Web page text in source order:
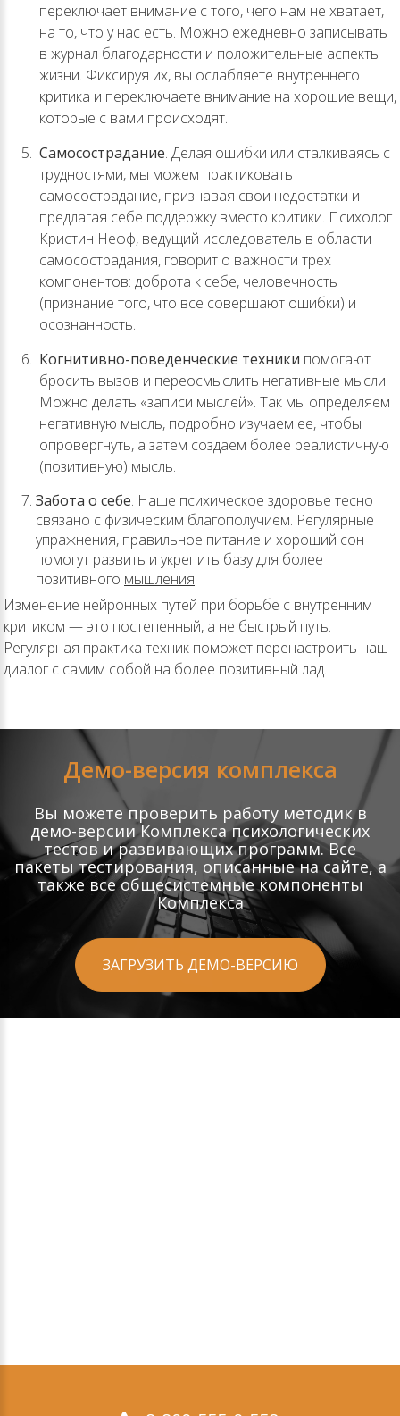
переключает внимание с того, чего нам не хватает,
на то, что у нас есть. Можно ежедневно записывать
в журнал благодарности и положительные аспекты
жизни. Фиксируя их, вы ослабляете внутреннего
критика и переключаете внимание на хорошие вещи,
которые с вами происходят.
Самосострадание. Делая ошибки или сталкиваясь с
трудностями, мы можем практиковать
самосострадание, признавая свои недостатки и
предлагая себе поддержку вместо критики. Психолог
Кристин Нефф, ведущий исследователь в области
самосострадания, говорит о важности трех
компонентов: доброта к себе, человечность
(признание того, что все совершают ошибки) и
осознанность.
Когнитивно-поведенческие техники помогают
бросить вызов и переосмыслить негативные мысли.
Можно делать «записи мыслей». Так мы определяем
негативную мысль, подробно изучаем ее, чтобы
опровергнуть, а затем создаем более реалистичную
(позитивную) мысль.
Забота о себе. Наше психическое здоровье тесно
связано с физическим благополучием. Регулярные
упражнения, правильное питание и хороший сон
помогут развить и укрепить базу для более
позитивного мышления.
Изменение нейронных путей при борьбе с внутренним
критиком — это постепенный, а не быстрый путь.
Регулярная практика техник поможет перенастроить наш
диалог с самим собой на более позитивный лад.
Демо-версия комплекса
Вы можете проверить работу методик в
демо-версии Комплекса психологических
тестов и развивающих программ. Все
пакеты тестирования, описанные на сайте, а
также все общесистемные компоненты
Комплекса
ЗАГРУЗИТЬ ДЕМО-ВЕРСИЮ